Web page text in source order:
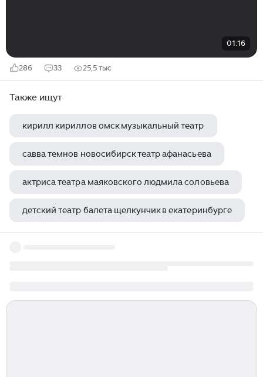
01:16
286 33 25,5 тыс
Также ищут
кирилл кириллов омск музыкальный театр
савва темнов новосибирск театр афанасьева
актриса театра маяковского людмила соловьева
детский театр балета щелкунчик в екатеринбурге